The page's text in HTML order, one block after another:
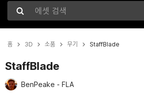
에셋 검색
홈 3D 소품 무기 StaffBlade
StaffBlade
BenPeake - FLA